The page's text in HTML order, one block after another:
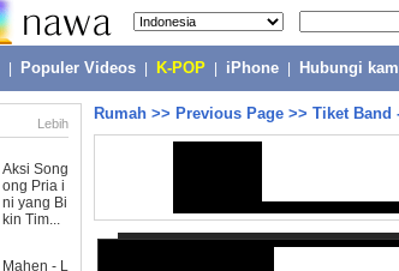
Populer Videos K-POP iPhone Hubungi
Lebih
Aksi Song
ong Pria i
ni yang Bi
kin Tim...
Mahen - L
Rumah >> Previous Page >> Tiket Band